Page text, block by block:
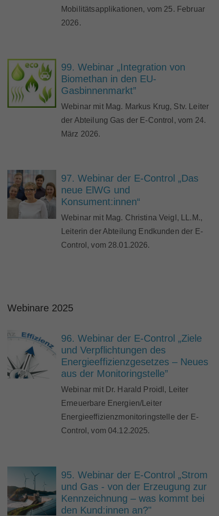
Marktteilnehmer
Über Uns
Mobilitätsapplikationen, vom 25. Februar
2026.
99. Webinar „Integration von
Biomethan in den EU-
Gasbinnenmarkt”
Webinar mit Mag. Markus Krug, Stv. Leiter
der Abteilung Gas der E-Control, vom 24.
März 2026.
97. Webinar der E-Control „Das
neue ElWG und
Konsument:innen“
Webinar mit Mag. Christina Veigl, LL.M.,
Leiterin der Abteilung Endkunden der E-
Control, vom 28.01.2026.
Webinare 2025
96. Webinar der E-Control „Ziele
und Verpflichtungen des
Energieeffizienzgesetzes – Neues
aus der Monitoringstelle”
Webinar mit Dr. Harald Proidl, Leiter
Erneuerbare Energien/Leiter
Energieeffizienzmonitoringstelle der E-
Control, vom 04.12.2025.
95. Webinar der E-Control „Strom
und Gas - von der Erzeugung zur
Kennzeichnung – was kommt bei
den Kund:innen an?"